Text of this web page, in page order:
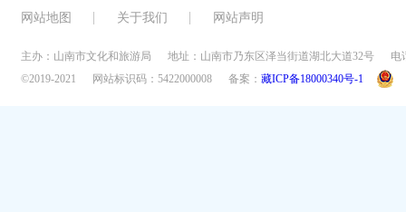
网站地图 关于我们 网站声明
主办：山南市文化和旅游局 地址：山南市乃东区泽当街道湖北大道32号
电
©2019-2021
网站标识码：5422000008 备案： 藏ICP备18000340号-1